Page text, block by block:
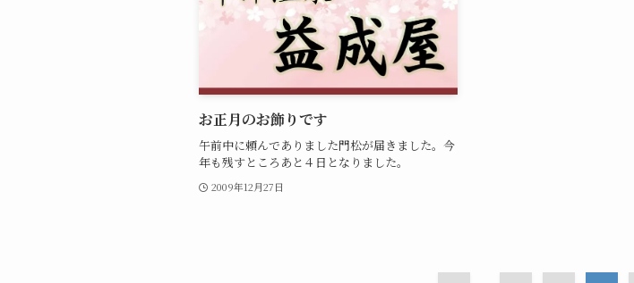
お正月のお飾りです
午前中に頼んでありました門松が届きました。今
年も残すところあと４日となりました。
2009年12月27日